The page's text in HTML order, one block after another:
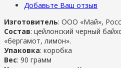
Добавьте Ваш отзыв
Изготовитель: ООО «Май»,
Состав: цейлонский черный
«бергамот, лимон».
Упаковка: коробка
Вес: 90 грамм